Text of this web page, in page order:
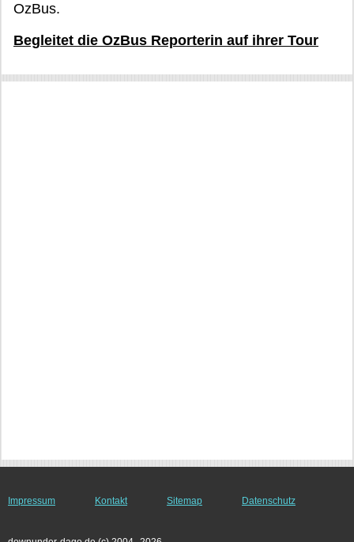
OzBus.
Begleitet die OzBus Reporterin auf ihrer Tour
Impressum Kontakt Sitemap Datenschutz